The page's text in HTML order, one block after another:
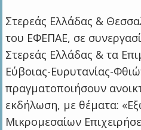
Στερεάς Ελλάδας &
του ΕΦΕΠΑΕ, σε
Στερεάς Ελλάδας & τα
Εύβοιας-Ευρυτανίας-
πραγματοποιήσουν
εκδήλωση, με θέματα:
Μικρομεσαίων